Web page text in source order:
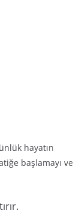
hayatın
başlamayı ve